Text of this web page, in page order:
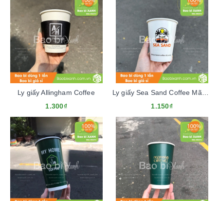
Ly giấy Allingham Coffee
1.300₫
Ly giấy Sea Sand Coffee Mãu Tết 2024
1.150₫